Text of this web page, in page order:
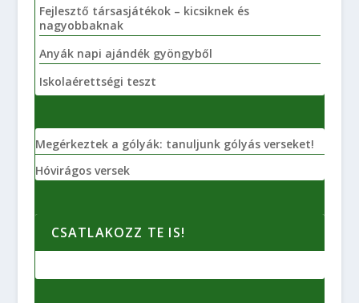
Fejlesztő társasjátékok – kicsiknek és
nagyobbaknak
Anyák napi ajándék gyöngyből
Iskolaérettségi teszt
Megérkeztek a gólyák: tanuljunk gólyás verseket!
Hóvirágos versek
CSATLAKOZZ TE IS!